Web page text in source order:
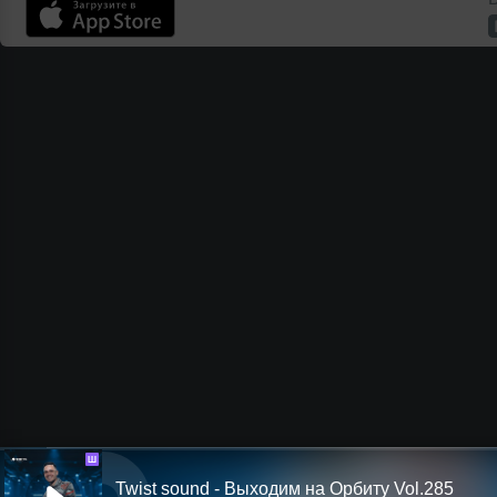
Ш
Twist sound - Выходим на Орбиту Vol.285